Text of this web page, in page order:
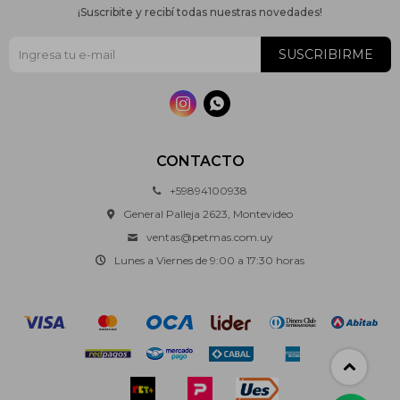
CONTACTO
+59894100938
General Palleja 2623, Montevideo
ventas@petmas.com.uy
Lunes a Viernes de 9:00 a 17:30 horas
¡Suscribite y recibí todas nuestras novedades!
SUSCRIBIRME
 